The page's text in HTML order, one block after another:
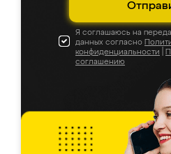
Я соглашаюсь на
данных согласно
конфиденциальности
соглашению